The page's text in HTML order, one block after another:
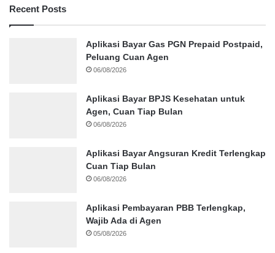
Recent Posts
Aplikasi Bayar Gas PGN Prepaid Postpaid,
Peluang Cuan Agen
06/08/2026
Aplikasi Bayar BPJS Kesehatan untuk
Agen, Cuan Tiap Bulan
06/08/2026
Aplikasi Bayar Angsuran Kredit Terlengkap
Cuan Tiap Bulan
06/08/2026
Aplikasi Pembayaran PBB Terlengkap,
Wajib Ada di Agen
05/08/2026